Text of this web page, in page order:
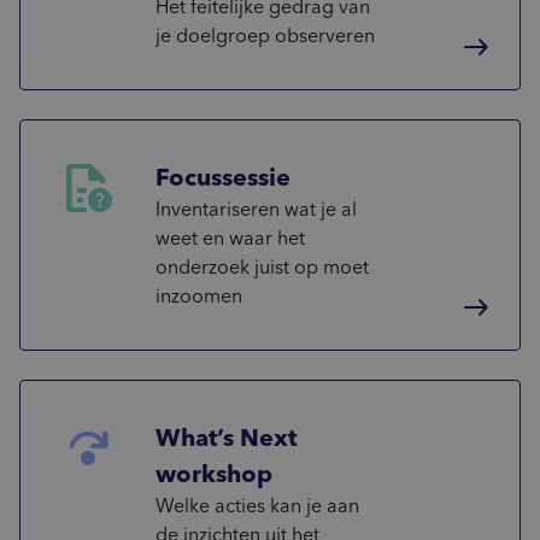
Het feitelijke gedrag van
je doelgroep observeren
east
unknown_document Focussessie
Inventariseren wat je al
weet en waar het
onderzoek juist op moet
inzoomen
east
step_over
What’s Next
workshop
Welke acties kan je aan
de inzichten uit het